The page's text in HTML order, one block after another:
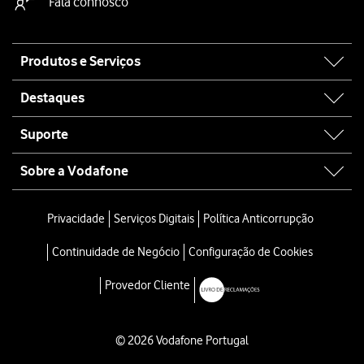
map
Produtos e Serviços
Destaques
Suporte
Sobre a Vodafone
Privacidade Serviços Digitais Política Anticorrupção
Continuidade de Negócio Configuração de Cookies
Provedor Cliente
© 2026 Vodafone Portugal